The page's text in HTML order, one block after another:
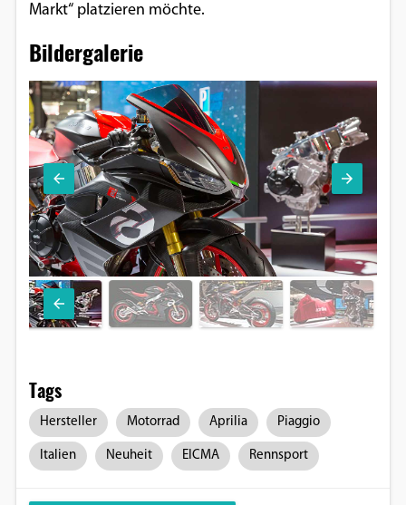
Markt“ platzieren möchte.
Bildergalerie
Tags
Hersteller Motorrad Aprilia Piaggio
Italien Neuheit EICMA Rennsport